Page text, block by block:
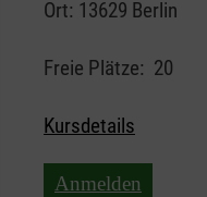
Ort: 13629 Berlin
Freie Plätze: 20
Kursdetails
Anmelden